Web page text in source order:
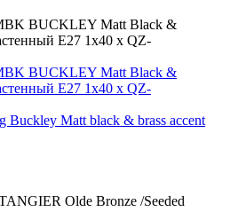
Buckley Matt black & brass accent